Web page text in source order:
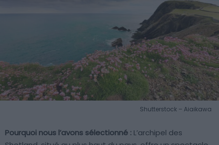
Shutterstock – Aiaikawa
Pourquoi nous l’avons sélectionné : L’archipel des